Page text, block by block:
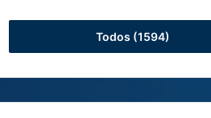
Todos (1594)